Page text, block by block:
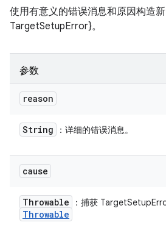
使用有意义的错误消息和原因构造
TargetSetupError}。
参数
reason
String ：详细的错误消息。
cause
Throwable ：捕获
Throwable